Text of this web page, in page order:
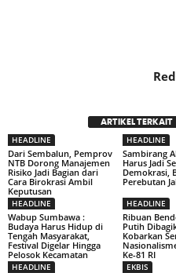
ARTIKEL TERKAIT
HEADLINE
Dari Sembalun, Pemprov
NTB Dorong Manajemen
Risiko Jadi Bagian dari
Cara Birokrasi Ambil
Keputusan
HEADLINE
Sambirang
Harus Jadi
Demokrasi,
Perebutan
HEADLINE
Wabup Sumbawa :
Budaya Harus Hidup di
Tengah Masyarakat,
Festival Digelar Hingga
Pelosok Kecamatan
HEADLINE
Ribuan
Putih
Kobarkan
Ke-81 RI
HEADLINE EKBIS